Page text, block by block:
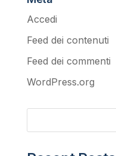
Accedi
Feed dei contenuti
Feed dei commenti
WordPress.org